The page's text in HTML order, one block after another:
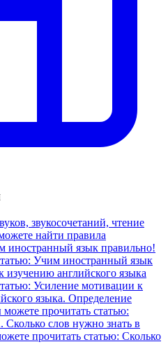
звукосочетаний, чтение
найти правила
иностранный язык правильно!
Учим иностранный язык
изучению английского языка
Усиление мотивации к
языка. Определение
можете прочитать статью:
Сколько слов нужно знать в
прочитать статью: Сколько